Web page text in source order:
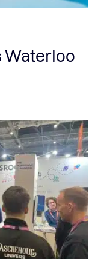
Waterloo